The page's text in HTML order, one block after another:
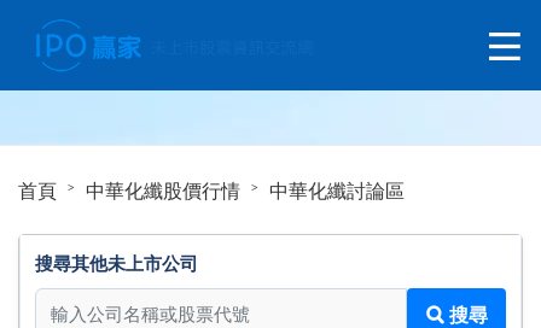
首頁 中華化纖股價行情 中華化纖討論區
搜尋其他未上市公司
搜尋其他未上市公司
搜尋